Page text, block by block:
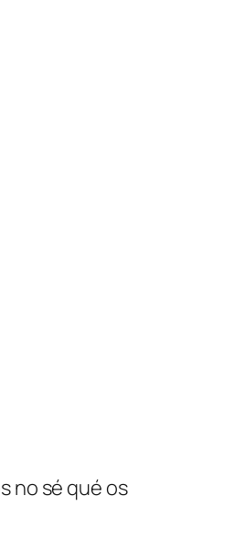
no sé qué os